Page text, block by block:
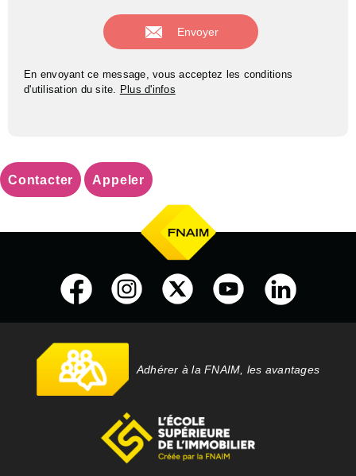
En envoyant ce message, vous acceptez les conditions
d'utilisation du site. Plus d'infos
Contacter Appeler
Adhérer à la FNAIM, les avantages